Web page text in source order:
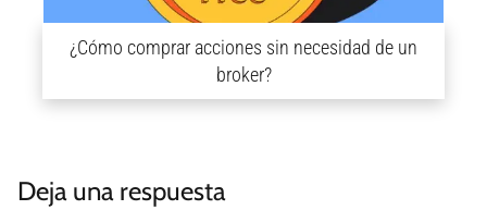
¿Cómo comprar acciones sin necesidad de un
broker?
Deja una respuesta